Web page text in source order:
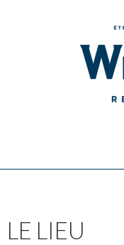
LE LIEU